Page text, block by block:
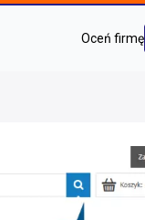
Oceń firmę